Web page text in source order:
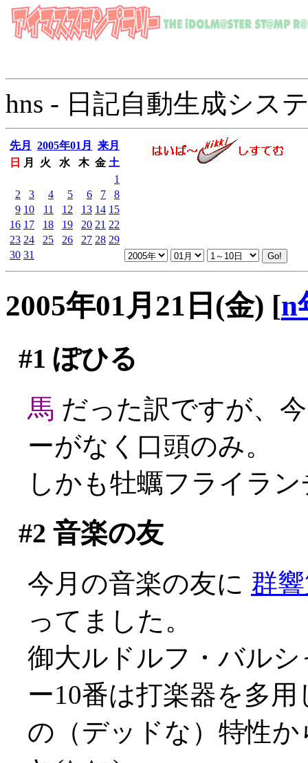
hns - 日記自動生成シス
先月 2005年01月
来月
日
月 火 水 木 金 土
1
2
3 4 5 6 7
8
9 10 11 12 13 14 15
16 17 18 19 20 21 22
23 24 25 26 27 28 29
30 31
2005年01月21日(金) [n
#1 ぽひる
馬 だった訳ですが、
ーがなく口頭のみ。
しかも牡蠣フライラ
#2 音楽の友
今月の音楽の友に 群
ってました。
御大ルドルフ・バル
ー10番は打楽器を多
の（デッドな）特性